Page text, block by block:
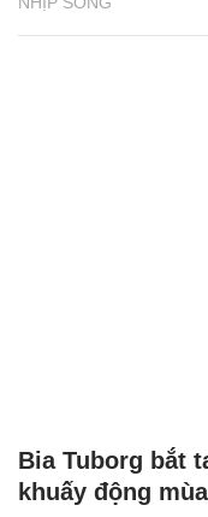
Bia Tuborg bắt
khuấy động